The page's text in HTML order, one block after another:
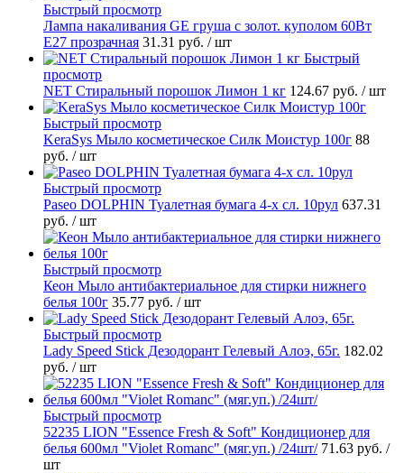
Быстрый просмотр
Лампа накаливания GE груша с золот. куполом 60Вт
Е27 прозрачная 31.31 руб. / шт
Быстрый
просмотр
NET Стиральный порошок Лимон 1 кг 124.67 руб. / шт
Быстрый просмотр
KeraSys Мыло косметическое Силк Моистур 100г 88
руб. / шт
Быстрый просмотр
Paseo DOLPHIN Туалетная бумага 4-х сл. 10рул 637.31
руб. / шт
Быстрый просмотр
Кеон Мыло антибактериальное для стирки нижнего
белья 100г 35.77 руб. / шт
Быстрый просмотр
Lady Speed Stick Дезодорант Гелевый Алоэ, 65г. 182.02
руб. / шт
Быстрый просмотр
52235 LION "Essence Fresh & Soft" Кондиционер для
белья 600мл "Violet Romanc" (мяг.уп.) /24шт/ 71.63 руб. /
шт